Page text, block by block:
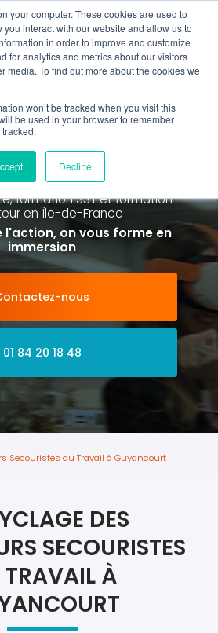
your computer. These cookies are used to
interact with our website and allow us to
in order to improve and customize
for analytics and metrics about our visitors
media. To find out more about the cookies we
won’t be tracked when you visit this
be used in your browser to remember
Decline
Rappel gratuit
la formation SST et
Incendie
Défense depuis 2015
formation SST et formation
en Île-de-France
l'action, on vous forme en
immersion
nous
01 84 20 18 48
Secouristes du Travail à Guyancourt
DES
SECOURISTES
TRAVAIL À